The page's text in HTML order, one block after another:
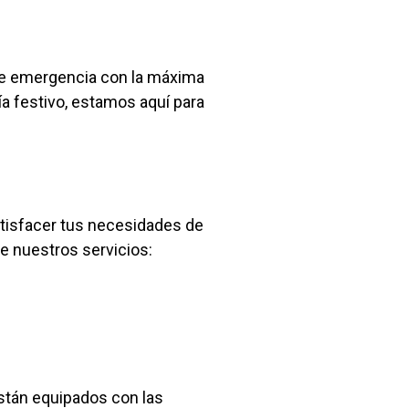
emergencia con la máxima
festivo, estamos aquí para
tus necesidades de
nuestros servicios:
equipados con las